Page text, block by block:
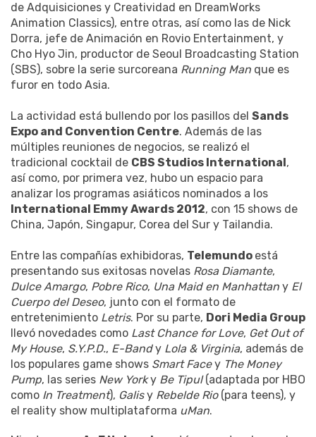
de Adquisiciones y Creatividad en DreamWorks
Animation Classics), entre otras, así como las de Nick
Dorra, jefe de Animación en Rovio Entertainment, y
Cho Hyo Jin, productor de Seoul Broadcasting Station
(SBS), sobre la serie surcoreana Running Man que es
furor en todo Asia.
La actividad está bullendo por los pasillos del Sands
Expo and Convention Centre. Además de las
múltiples reuniones de negocios, se realizó el
tradicional cocktail de CBS Studios International,
así como, por primera vez, hubo un espacio para
analizar los programas asiáticos nominados a los
International Emmy Awards 2012, con 15 shows de
China, Japón, Singapur, Corea del Sur y Tailandia.
Entre las compañías exhibidoras, Telemundo está
presentando sus exitosas novelas Rosa Diamante,
Dulce Amargo, Pobre Rico, Una Maid en Manhattan y El
Cuerpo del Deseo, junto con el formato de
entretenimiento Letris. Por su parte, Dori Media Group
llevó novedades como Last Chance for Love, Get Out of
My House, S.Y.P.D., E-Bandy Lola & Virginia, además de
los populares game shows Smart Facey The Money
Pump, las series New Yorky Be Tipul(adaptada por HBO
como In Treatment), Galisy Rebelde Rio(para teens), y
el reality show multiplataforma uMan.